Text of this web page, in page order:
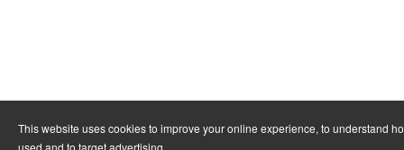
This website uses cookies to improve your online experience, to understand
used and to target advertising.